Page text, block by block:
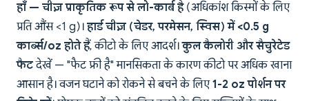
हाँ — चीज़ प्राकृतिक रूप से लो-कार्ब है(अधिकांश किस्मों के लिए
प्रति औंस <1 g)। हार्ड चीज़ (चेडर, परमेसन, स्विस) में <0.5 g
कार्ब्स/oz होते हैं, कीटो के लिए आदर्श।कुल कैलोरी और सैचुरेटेड
फैटदेखें — "फैट फ्री है" मानसिकता के कारण कीटो पर अधिक खाना
आसान है। वजन घटाने को रोकने से बचने के लिए1-2 oz पोर्शन पर